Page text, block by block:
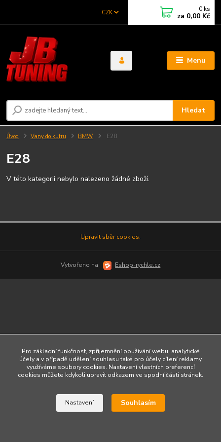
Menu
CZK
Hledat
0 ks
za 0,00 Kč
Úvod Vany do kufru BMW E28
E28
V této kategorii nebylo nalezeno žádné zboží.
Upravit sběr cookies.
Vytvořeno na Eshop-rychle.cz
Pro základní funkčnost, zpříjemnění používání webu, analytické
účely a v případě udělení souhlasu také pro účely cílení reklamy
využíváme soubory cookies. Nastavení vlastních preferencí
cookies můžete kdykoli upravit odkazem ve spodní části stránek.
Nastavení Souhlasím